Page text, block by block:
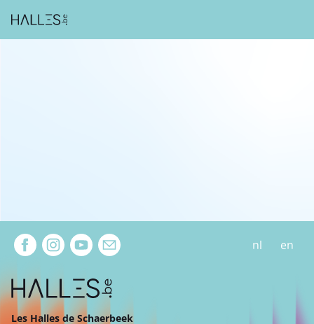
Extra navigation nl en
Les Halles de Schaerbeek